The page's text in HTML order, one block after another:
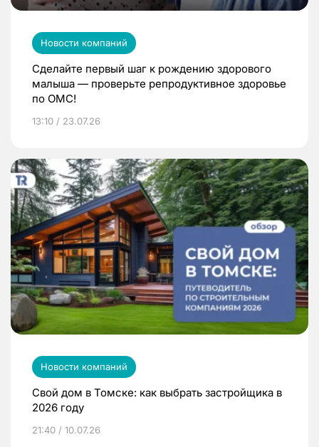
Новости компаний
Сделайте первый шаг к рождению здорового
малыша — проверьте репродуктивное здоровье
по ОМС!
13:10 / 23.07.26
Новости компаний
Свой дом в Томске: как выбрать застройщика в
2026 году
21:40 / 10.07.26